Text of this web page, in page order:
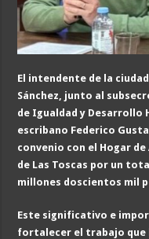
El intendente de la
Sánchez, junto al
de Igualdad y Desarrollo
escribano Federico
convenio con el Hogar
de Las Toscas por un
millones doscientos mil
Este significativo e
fortalecer el trabajo que